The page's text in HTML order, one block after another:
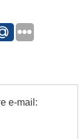
e-mail: